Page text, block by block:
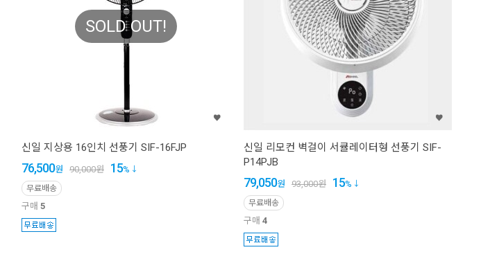
SOLD OUT!
신일 지상용 16인치 선풍기 SIF-16FJP
76,500원 90,000원 15%
무료배송
구매 5
신일 리모컨 벽걸이 서큘레이터형 선풍기 SIF-
P14PJB
79,050원 93,000원 15%
무료배송
구매 4